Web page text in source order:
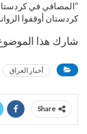
“المصافي في
كردستان أوقفوا
شارك هذا
أخبار العراق
Share